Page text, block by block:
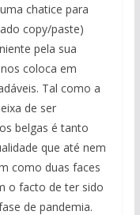
chatice para
copy/paste)
pela sua
coloca em
Tal como a
de ser
belgas é tanto
que até nem
como duas faces
o facto de ter sido
de pandemia.